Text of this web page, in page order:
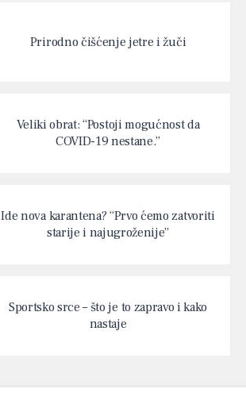
Prirodno čišćenje jetre i žuči
Veliki obrat: “Postoji mogućnost da
COVID-19 nestane.”
Ide nova karantena? “Prvo ćemo zatvoriti
starije i najugroženije”
Sportsko srce – što je to zapravo i kako
nastaje